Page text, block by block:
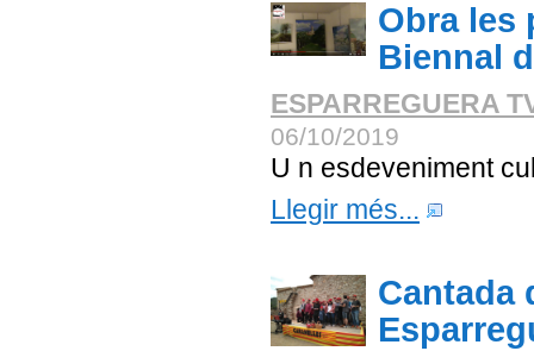
Obra les
Biennal
ESPARREGUERA
06/10/2019
U n esdeveniment
Llegir més...
Cantada